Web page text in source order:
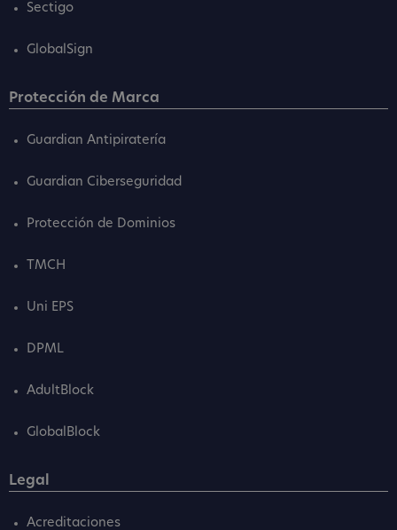
Sectigo
GlobalSign
Protección de Marca
Guardian Antipiratería
Guardian Ciberseguridad
Protección de Dominios
TMCH
Uni EPS
DPML
AdultBlock
GlobalBlock
Legal
Acreditaciones